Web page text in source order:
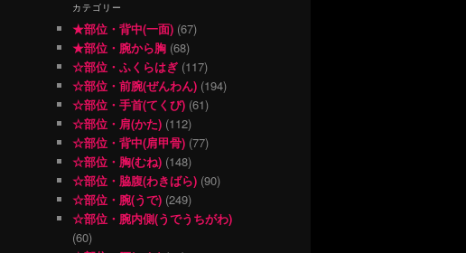
カテゴリー
★部位・背中(一面) (67)
★部位・腕から胸 (68)
☆部位・ふくらはぎ (117)
☆部位・前腕(ぜんわん) (194)
☆部位・手首(てくび) (61)
☆部位・肩(かた) (112)
☆部位・背中(肩甲骨) (77)
☆部位・胸(むね) (148)
☆部位・脇腹(わきばら) (90)
☆部位・腕(うで) (249)
☆部位・腕内側(うでうちがわ)
(60)